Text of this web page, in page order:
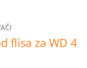
flisa za WD 4